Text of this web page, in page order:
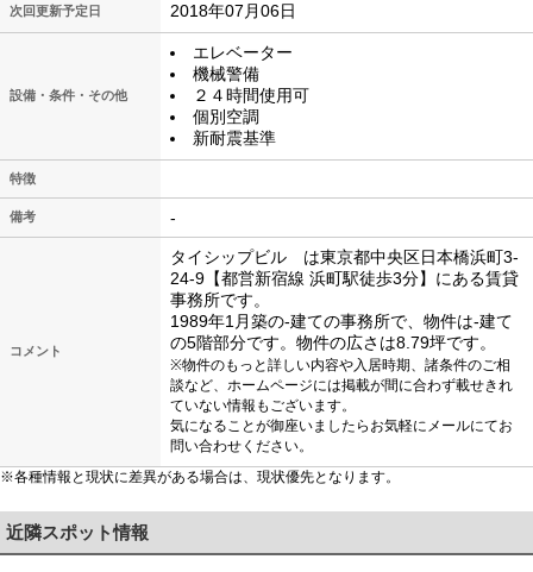
次回更新予定日 2018年07月06日
設備・条件・その他
エレベーター
機械警備
２４時間使用可
個別空調
新耐震基準
特徴
備考 -
コメント
タイシップビル は東京都中央区日本橋浜町3-
24-9【都営新宿線 浜町駅徒歩3分】にある賃貸
事務所です。
1989年1月築の-建ての事務所で、物件は-建て
の5階部分です。物件の広さは8.79坪です。
※物件のもっと詳しい内容や入居時期、諸条件のご相
談など、ホームページには掲載が間に合わず載せきれ
ていない情報もございます。
気になることが御座いましたらお気軽にメールにてお
問い合わせください。
※各種情報と現状に差異がある場合は、現状優先となります。
近隣スポット情報